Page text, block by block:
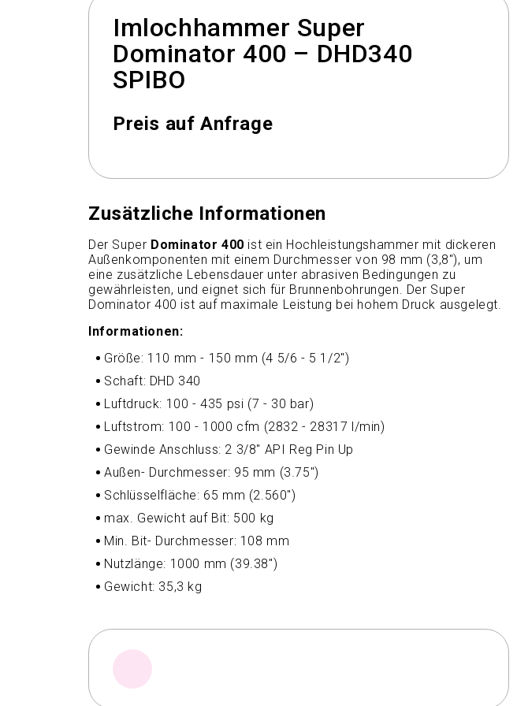
Imlochhammer Super
Dominator 400 – DHD340
SPIBO
Preis auf Anfrage
Zusätzliche Informationen
Der Super Dominator 400 ist ein Hochleistungshammer mit dickeren
Außenkomponenten mit einem Durchmesser von 98 mm (3,8"), um
eine zusätzliche Lebensdauer unter abrasiven Bedingungen zu
gewährleisten, und eignet sich für Brunnenbohrungen. Der Super
Dominator 400 ist auf maximale Leistung bei hohem Druck ausgelegt.
Informationen:
Größe: 110 mm - 150 mm (4 5/6 - 5 1/2")
Schaft: DHD 340
Luftdruck: 100 - 435 psi (7 - 30 bar)
Luftstrom: 100 - 1000 cfm (2832 - 28317 l/min)
Gewinde Anschluss: 2 3/8" API Reg Pin Up
Außen- Durchmesser: 95 mm (3.75")
Schlüsselfläche: 65 mm (2.560")
max. Gewicht auf Bit: 500 kg
Min. Bit- Durchmesser: 108 mm
Nutzlänge: 1000 mm (39.38")
Gewicht: 35,3 kg